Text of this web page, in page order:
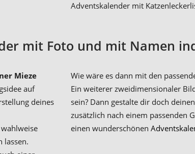
Adventskalender mit
mit Foto und mit Namen
Mieze
auf
deines
lassen.
Wie wäre es dann mit den
Ein weiterer zweidimensionaler
sein? Dann gestalte dir doch
zusätzlich nach einem passenden
einen wunderschönen